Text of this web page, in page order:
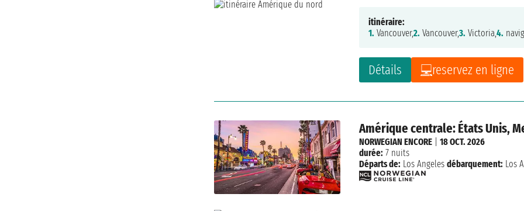
Détails reservez en ligne
itinéraire:
1. Vancouver,2. Vancouver,3. Victoria,4.
Amérique centrale: États Unis,
NORWEGIAN ENCORE |18 OCT. 2026
durée: 7 nuits
Départs de: Los Angeles débarquement: Los